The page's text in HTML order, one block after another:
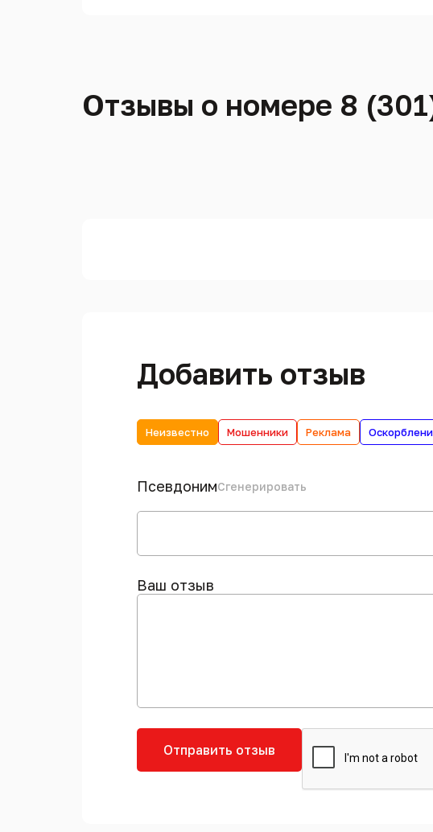
Отзывы о номере 8
Добавить отзыв
Неизвестно Мошенники Реклама
ПсевдонимСгенерировать
Ваш отзыв
Отправить отзыв